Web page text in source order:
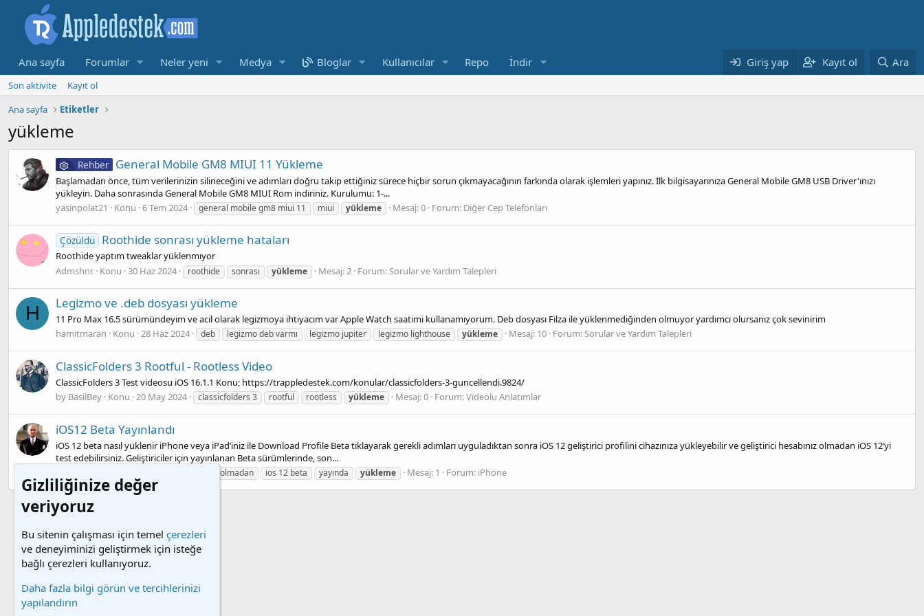
Ana sayfa Forumlar Neler yeni Medya Bloglar Kullanıcılar Repo İndir Giriş yap Kayıt ol Ara
Son aktivite
Kayıt ol
Ana sayfa
Etiketler
yükleme
Rehber General Mobile GM8 MIUI 11 Yükleme
Başlamadan önce, tüm verilerinizin silineceğini ve adımları doğru takip ettiğiniz sürece hiçbir sorun çıkmayacağının farkında olarak işlemleri yapınız. İlk bilgisayarınıza General Mobile GM8 USB Driver'ınızı
yükleyin. Daha sonrasında General Mobile GM8 MIUI Rom indiriniz. Kurulumu: 1-...
yasinpolat21
Konu 6 Tem 2024 general mobile gm8 miui 11 miui yükleme Mesaj: 0 Forum: Diğer Cep Telefonları
Çözüldü Roothide sonrası yükleme hataları
Roothide yaptım tweaklar yüklenmıyor
Admshnr Konu 30 Haz 2024 roothide sonrası yükleme Mesaj: 2 Forum:Sorular ve Yardım Talepleri
H Legizmo ve .deb dosyası yükleme
11 Pro Max 16.5 sürümündeyim ve acil olarak legizmoya ihtiyacım var Apple Watch saatimi kullanamıyorum. Deb dosyası Filza ile yüklenmediğinden olmuyor yardımcı olursanız çok sevinirim
hamitmaran
Konu 28 Haz 2024 deb legizmo deb varmı legizmo jupiter legizmo lighthouse yükleme Mesaj: 10 Forum:Sorular ve Yardım Talepleri
ClassicFolders 3 Rootful - Rootless Video
ClassicFolders 3 Test videosu iOS 16.1.1 Konu; https://trappledestek.com/konular/classicfolders-3-guncellendi.9824/
by BasilBey Konu 20 May 2024 classicfolders 3 rootful rootless yükleme Mesaj: 0 Forum:Videolu Anlatımlar
iOS12 Beta Yayınlandı
iOS 12 beta nasıl yüklenir iPhone veya iPad’iniz ile Download Profile Beta tıklayarak gerekli adımları uyguladıktan sonra iOS 12 geliştirici profilini cihazınıza yükleyebilir ve geliştirici hesabınız olmadan iOS 12’yi
test edebilirsiniz. Geliştiriciler için yayınlanan Beta sürümlerinde, son...
geliştirici olmadan ios 12 beta yayında yükleme Mesaj: 1 Forum: iPhone
Gizliliğinize değer
veriyoruz
Bu sitenin çalışması için temel çerezleri
ve deneyiminizi geliştirmek için isteğe
bağlı çerezleri kullanıyoruz.
Daha fazla bilgi görün ve tercihlerinizi
yapılandırın